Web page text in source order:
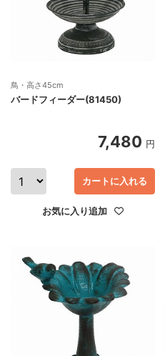
鳥・高さ45cm
バードフィーダー(81450)
7,480 円
カートに入れる
お気に入り追加